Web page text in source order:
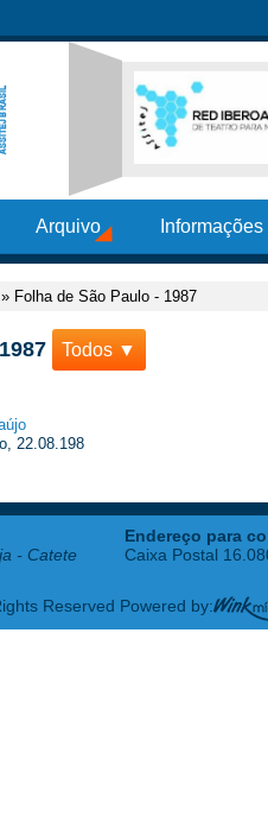
Arquivo
» Folha de São Paulo - 1987
Todos ▼
22.08.198
- Catete
Endereço para
Caixa Postal
Reserved Powered by: